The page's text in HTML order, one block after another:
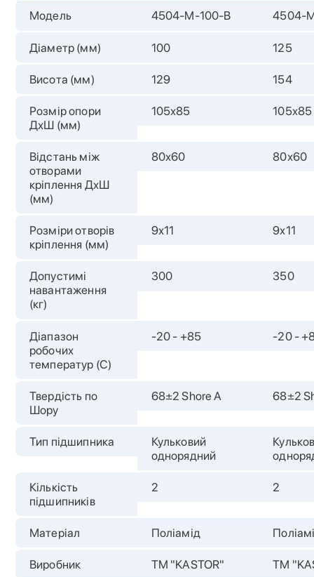
Модель 4504-M-100-B 4504-
Діаметр (мм) 100 125
Висота (мм) 129 154
Розмір опори
ДхШ (мм)
105х85 105х85
Відстань між
отворами
кріплення ДхШ
(мм)
80х60 80х60
Розміри отворів
кріплення (мм)
9х11 9х11
Допустимі
навантаження
(кг)
300 350
Діапазон
робочих
температур (С)
-20 - +85 -20 -
Твердість по
Шору
68±2 Shore A 68±2
Тип підшипника
Кульковий
однорядний
Кількість
підшипників
2 2
Матеріал Поліамід
Виробник TM "KASTOR" TM